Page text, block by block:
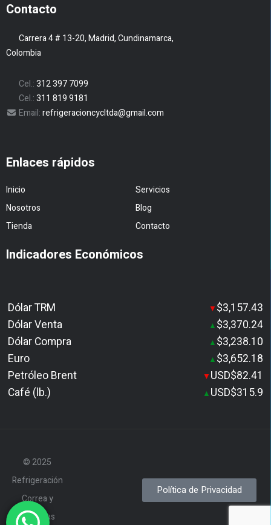
Contacto
Carrera 4 # 13-20, Madrid, Cundinamarca,
Colombia
Cel.:312 397 7099
Cel.:311 819 9181
Email:refrigeracioncycltda@gmail.com
Enlaces rápidos
Inicio
Servicios
Nosotros
Blog
Tienda
Contacto
Indicadores Económicos
Dólar TRM ▼ $3,157.43
Dólar Venta
▲ $3,370.24
Dólar Compra
▲ $3,238.10
Euro
▲ $3,652.18
Petróleo Brent
▼ USD$82.41
Café (lb.)
▲ USD$315.9
© 2025
Refrigeración
Correa y
Cardenas
Política de Privacidad